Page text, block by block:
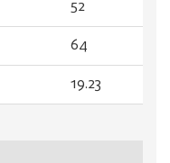
52
64
19.23